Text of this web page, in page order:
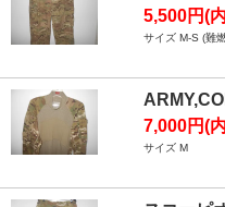
5,500円(
サイズ M-S (難
7,000円(
サイズ M